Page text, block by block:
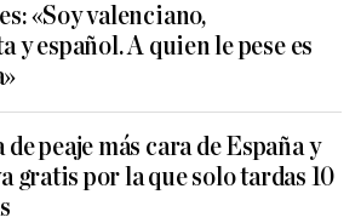
«Soy valenciano,
y español. A quien le pese es
peaje más cara de España y
gratis por la que solo tardas 10